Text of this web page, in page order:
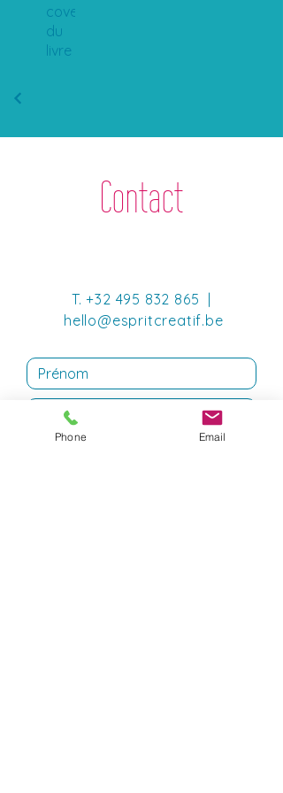
cover
du
livre
Contact
T.+32 495 832 865
hello@espritcreatif.be
Phone Email